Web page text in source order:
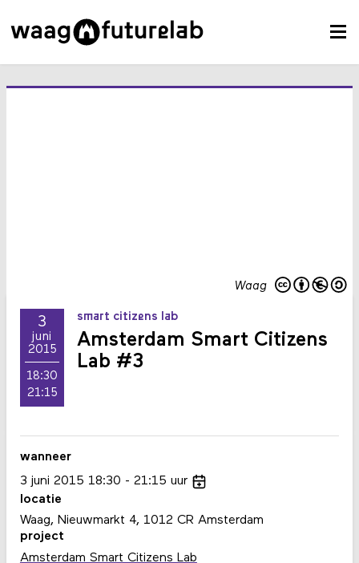
Waag
3
juni
2015
18:30
21:15
smart citizens lab
Amsterdam Smart Citizens
Lab #3
wanneer
3 juni 2015 18:30 21:15 uur
locatie
Waag, Nieuwmarkt 4, 1012 CR Amsterdam
project
Amsterdam Smart Citizens Lab